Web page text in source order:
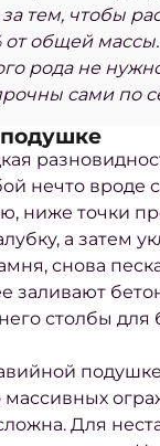
тем, чтобы
от общей
рода не
сами по
нечто вроде
ниже точки
а затем
снова
заливают
столбы для
подушке
массивных
Для